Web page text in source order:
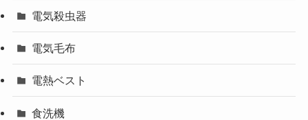
電気殺虫器
電気毛布
電熱ベスト
食洗機